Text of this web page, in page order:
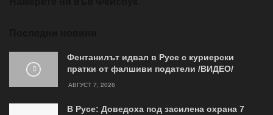
Фентанилът идвал в Русе с куриерски
пратки от фалшиви податели /ВИДЕО/
АВГУСТ 7, 2026
В Русе: Доведоха под засилена охрана 7